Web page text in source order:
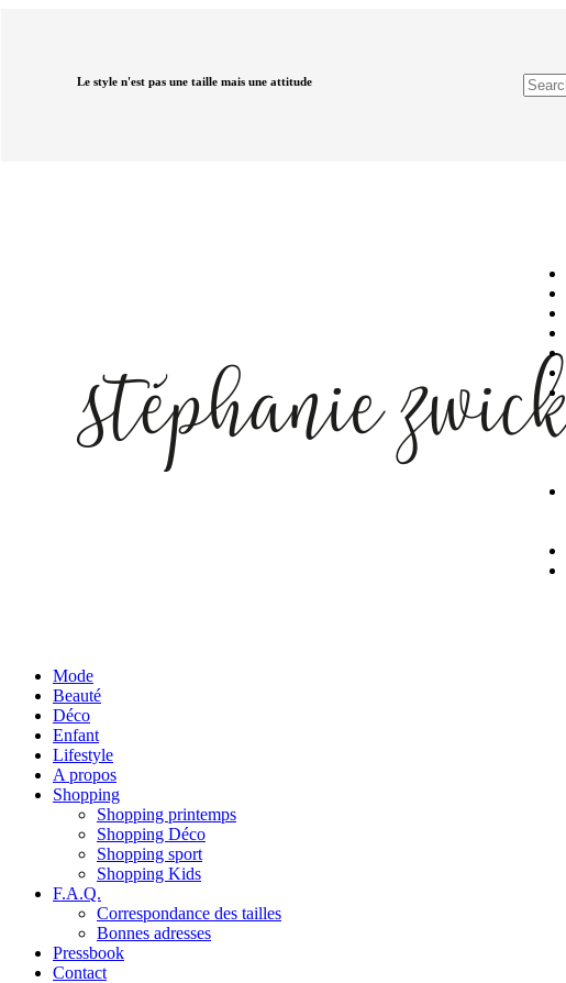
Le style n'est pas une taille mais une attitude
Mode
Beauté
Déco
Enfant
Lifestyle
A propos
Shopping
Shopping printemps
Shopping Déco
Shopping sport
Shopping Kids
F.A.Q.
Correspondance des tailles
Bonnes adresses
Pressbook
Contact